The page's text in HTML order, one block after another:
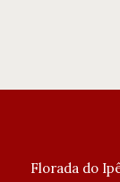
Florada do